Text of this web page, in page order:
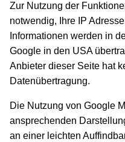
Zur Nutzung der
notwendig, Ihre IP
Informationen werden in
Google in den USA
Anbieter dieser Seite hat
Datenübertragung.
Die Nutzung von Google
ansprechenden
an einer leichten